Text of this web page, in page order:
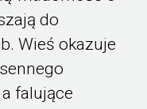
do
Wieś okazuje
falujące